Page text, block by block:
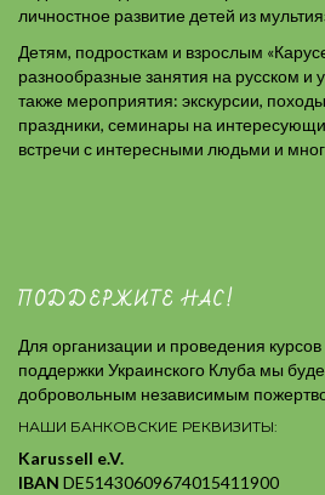
личностное развитие детей из
Детям, подросткам и взрослым
разнообразные занятия на русском и
также мероприятия: экскурсии,
праздники, семинары на
встречи с интересными людьми и
ПОДДЕРЖИТЕ НАС!
Для организации и проведения
поддержки Украинского Клуба мы
добровольным независимым
НАШИ БАНКОВСКИЕ РЕКВИЗИТЫ:
Karussell e.V.
IBAN DE51430609674015411900